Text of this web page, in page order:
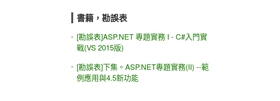
書籍，勘誤表
[勘誤表]ASP.NET 專題實務 I - C#入門實
戰(VS 2015版)
[勘誤表]下集。ASP.NET專題實務(II) --範
例應用與4.5新功能